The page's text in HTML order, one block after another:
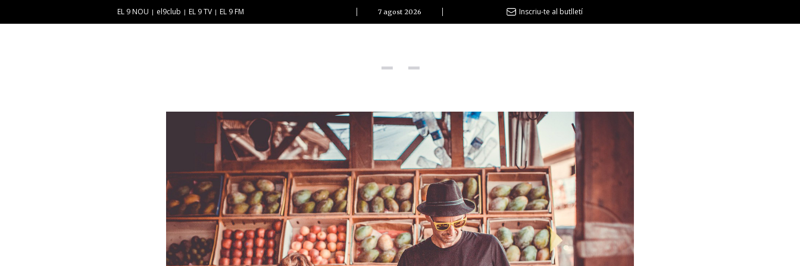
Novetats discogràfiques
El Clàssic | ELS 3 TAMBORS
TEMÀTIQUES
EL 9 NOU el9club EL 9 TV EL 9 FM 7 agost 2026 Inscriu-te al butlletí